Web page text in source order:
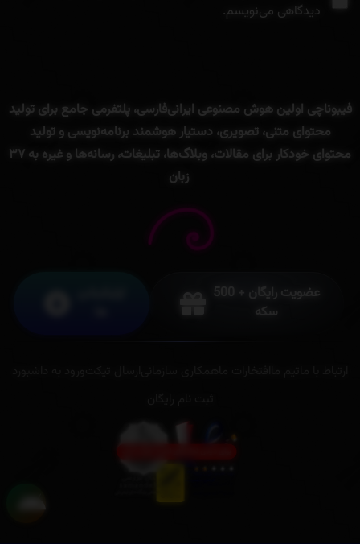
دیدگاهی می‌نویسم.
فیبوناچی اولین هوش مصنوعی ایرانیفارسی، پلتفرمی جامع برای تولید
محتوای متنی، تصویری، دستیارهوشمند برنامه‌نویسی و تولید
محتوای خودکار برای مقالات، وبلاگ‌ها، تبلیغات، رسانه‌ها و غیره به ۳۷
زبان
عضویت رایگان + 500
سکه